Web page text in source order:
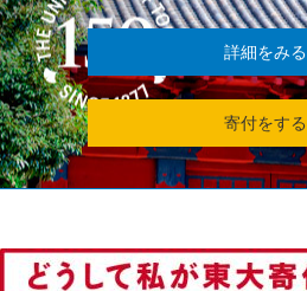
詳細をみる
寄付をする